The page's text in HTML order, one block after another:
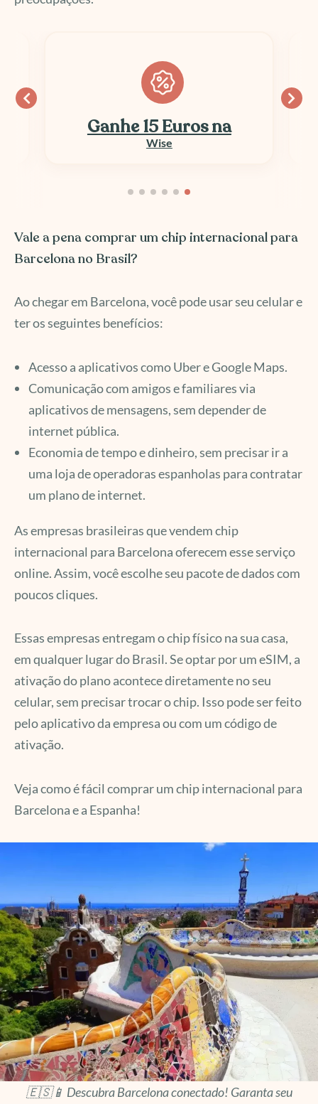
Ganhe 15 Euros na
Wise
Vale a pena comprar um chip internacional para
Barcelona no Brasil?
Ao chegar em Barcelona, você pode usar seu celular e
ter os seguintes benefícios:
Acesso a aplicativos como Uber e Google Maps.
Comunicação com amigos e familiares via
aplicativos de mensagens, sem depender de
internet pública.
Economia de tempo e dinheiro, sem precisar ir a
uma loja de operadoras espanholas para contratar
um plano de internet.
As empresas brasileiras que vendem chip
internacional para Barcelona oferecem esse serviço
online. Assim, você escolhe seu pacote de dados com
poucos cliques.
Essas empresas entregam o chip físico na sua casa,
em qualquer lugar do Brasil. Se optar por um eSIM, a
ativação do plano acontece diretamente no seu
celular, sem precisar trocar o chip. Isso pode ser feito
pelo aplicativo da empresa ou com um código de
ativação.
Veja como é fácil comprar um chip internacional para
Barcelona e a Espanha!
🇪🇸📱 Descubra Barcelona conectado! Garanta seu